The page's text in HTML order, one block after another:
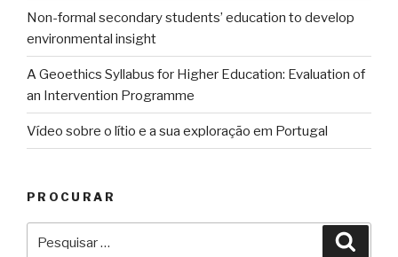
Non-formal secondary students’ education to develop
environmental insight
A Geoethics Syllabus for Higher Education: Evaluation of
an Intervention Programme
Vídeo sobre o lítio e a sua exploração em Portugal
PROCURAR